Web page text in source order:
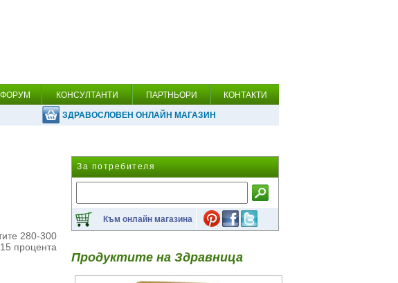
ФОРУМ КОНСУЛТАНТИ ПАРТНЬОРИ КОНТАКТИ
ЗДРАВОСЛОВЕН ОНЛАЙН МАГАЗИН
280-300
процента
За потребителя
Към онлайн магазина
Продуктите на Здравница